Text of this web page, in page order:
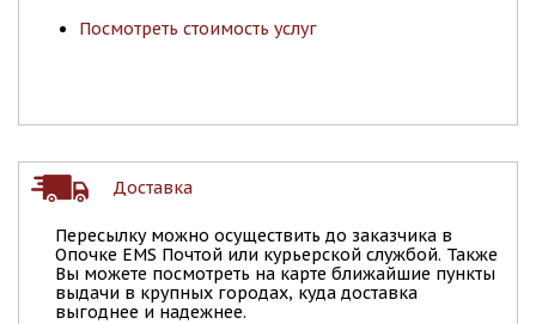
Посмотреть стоимость услуг
Доставка
Пересылку можно осуществить до заказчика в
Опочке EMS Почтой или курьерской службой. Также
Вы можете посмотреть на карте ближайшие пункты
выдачи в крупных городах, куда доставка
выгоднее и надежнее.